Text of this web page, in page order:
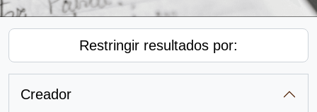
Restringir resultados por:
Creador